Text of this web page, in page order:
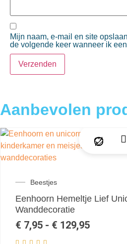
Mijn naam, e-mail en site
de volgende keer wanneer ik
Aanbevolen
Beestjes
Eenhoorn Hemeltje Lief
Wanddecoratie
€ 7,95 - € 129,95